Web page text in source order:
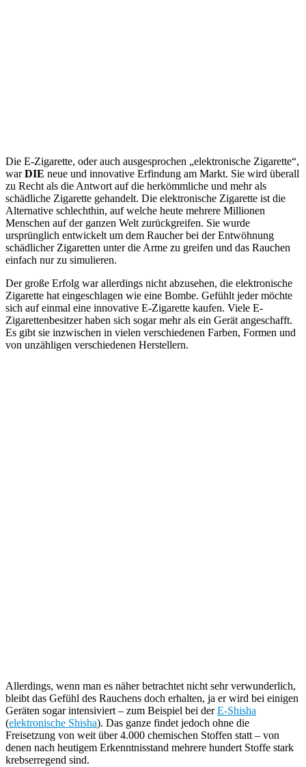
Die E-Zigarette, oder auch ausgesprochen „elektronische Zigarette“,
warDIE neue und innovative Erfindung am Markt. Sie wird überall
zu Recht als die Antwort auf die herkömmliche und mehr als
schädliche Zigarette gehandelt. Die elektronische Zigarette ist die
Alternative schlechthin, auf welche heute mehrere Millionen
Menschen auf der ganzen Welt zurückgreifen. Sie wurde
ursprünglich entwickelt um dem Raucher bei der Entwöhnung
schädlicher Zigaretten unter die Arme zu greifen und das Rauchen
einfach nur zu simulieren.
Der große Erfolg war allerdings nicht abzusehen, die elektronische
Zigarette hat eingeschlagen wie eine Bombe. Gefühlt jeder möchte
sich auf einmal eine innovative E-Zigarette kaufen. Viele E-
Zigarettenbesitzer haben sich sogar mehr als ein Gerät angeschafft.
Es gibt sie inzwischen in vielen verschiedenen Farben, Formen und
von unzähligen verschiedenen Herstellern.
Allerdings, wenn man es näher betrachtet nicht sehr verwunderlich,
bleibt das Gefühl des Rauchens doch erhalten, ja er wird bei einigen
Geräten sogar intensiviert – zum Beispiel bei derE-Shisha
(elektronische Shisha). Das ganze findet jedoch ohne die
Freisetzung von weit über 4.000 chemischen Stoffen statt – von
denen nach heutigem Erkenntnisstand mehrere hundert Stoffe stark
krebserregend sind.